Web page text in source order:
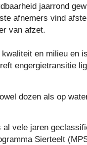
jaarrond
afnemers vind
van afzet.
en milieu en
engergietransitie
dozen als op
vele jaren
Sierteelt